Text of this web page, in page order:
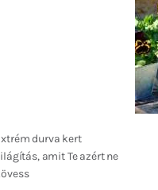
durva kert
amit Te azért ne